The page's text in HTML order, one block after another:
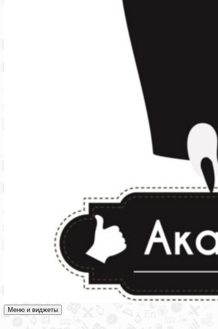
Академия СОВА
Подготовка к ЕГЭ, ОГЭ, ВПР, МЦКО, СтатГрад, КДР, ВОШ,
Меню и виджеты